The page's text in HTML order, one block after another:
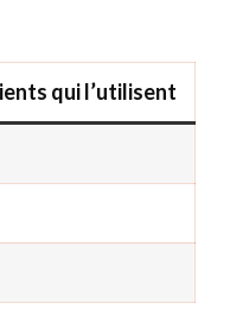
qui l’utilisent